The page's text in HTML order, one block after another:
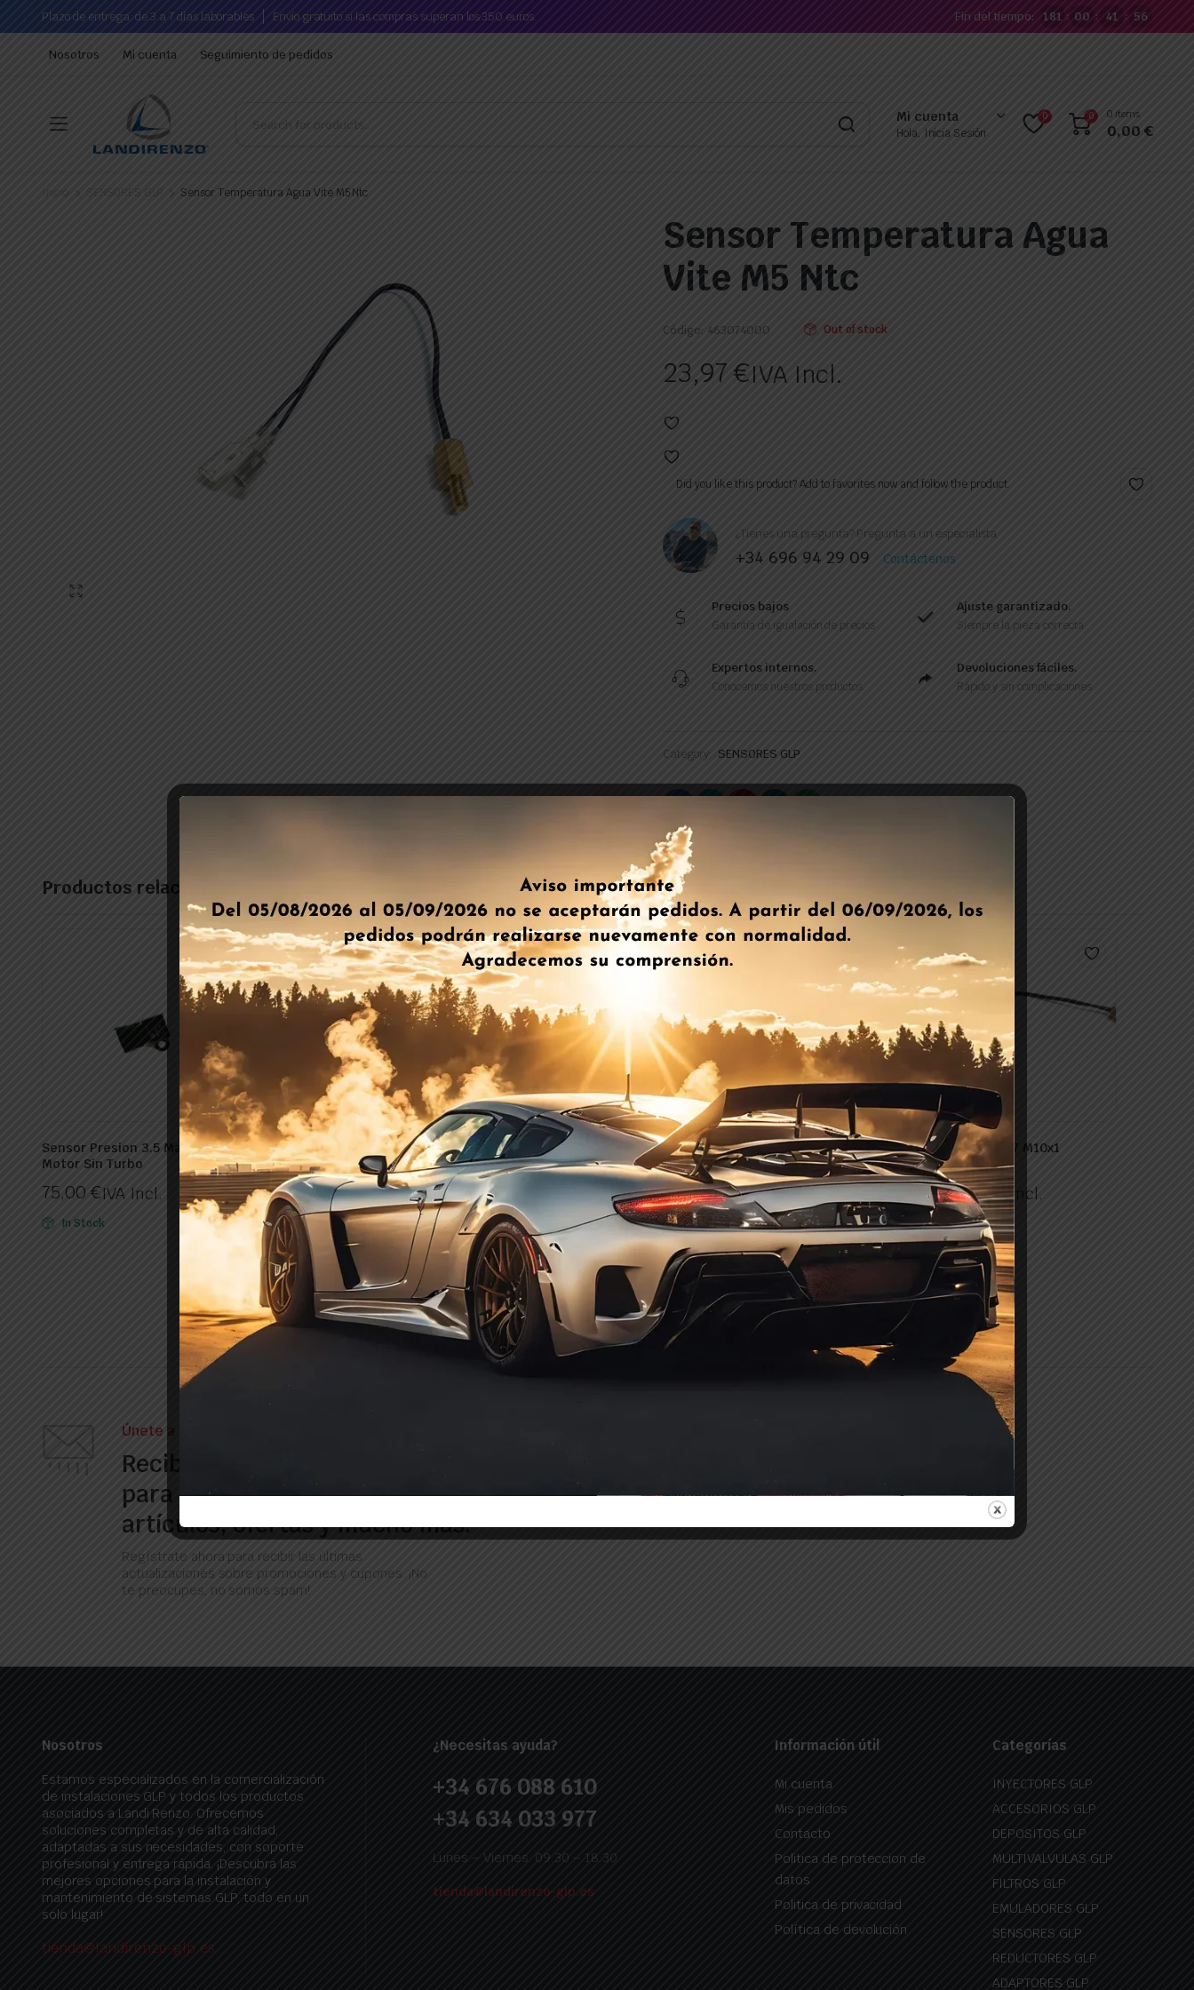
Plazo de entrega: de 3 a 7 días laborables Envío gratuito si las compras superan los 350 euros. Fin del tiempo: 181 : 00 : 41 : 55
Nosotros Mi cuenta Seguimiento de pedidos
Mi cuenta
Hola, Inicia Sesión
0 0 0 items
0,00€
Inicio SENSORES GLP Sensor Temperatura Agua Vite M5 Ntc
Sensor Temperatura Agua
Vite M5 Ntc
Código: 463074000 Out of stock
23,97€IVA Incl.
Did you like this product? Add to favorites now and follow the product.
¿Tienes una pregunta? Pregunta a un especialista.
+34 696 94 29 09 Contáctenos
Precios bajos
Garantía de igualación de precios
Ajuste garantizado.
Siempre la pieza correcta
Expertos internos.
Conocemos nuestros productos.
Devoluciones fáciles.
Rápido y sin complicaciones
Category: SENSORES GLP
Productos relacionados
Sensor Presion 3.5 Map C-96
Motor Sin Turbo
75,00 €IVA Incl.
In Stock
Sensor Nivel Glp Cartesio
Landi Renzo
35,00€IVA Incl.
In Stock
Sensor Map Zenit Box/ac
Ptm01
55,00 €IVA Incl.
Out of stock
Sensor Presion 5.5 Map C-97
Motor Turbo
75,00€IVA Incl.
Out of stock
Sensor Ntc 4k7 M10x1
Conector Amp
25,50€IVA Incl.
In Stock
Únete a nuestro boletín
Recibe nuestros correos electrónicos
para obtener información sobre nuevos
artículos, ofertas y mucho más.
Regístrate ahora para recibir las últimas
actualizaciones sobre promociones y cupones. ¡No
te preocupes, no somos spam!
Nosotros
Estamos especializados en la comercialización
de instalaciones GLP y todos los productos
asociados a Landi Renzo. Ofrecemos
soluciones completas y de alta calidad,
adaptadas a sus necesidades, con soporte
profesional y entrega rápida. ¡Descubra las
mejores opciones para la instalación y
mantenimiento de sistemas GLP, todo en un
solo lugar!
tienda@landirenzo-glp.es
¿Necesitas ayuda?
+34 676 088 610
+34 634 033 977
Lunes – Viernes: 09:30 – 18:30
tienda@landirenzo-glp.es
Información útil
Mi cuenta
Mis pedidos
Contacto
Politica de proteccion de
datos
Politica de privacidad
Política de devolución
Categorías
INYECTORES GLP
ACCESORIOS GLP
DEPOSITOS GLP
MULTIVALVULAS GLP
FILTROS GLP
EMULADORES GLP
SENSORES GLP
REDUCTORES GLP
ADAPTORES GLP